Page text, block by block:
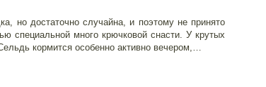
но достаточно случайна, и поэтому не принято
специальной много крючковой снасти. У крутых
кормится особенно активно вечером,…